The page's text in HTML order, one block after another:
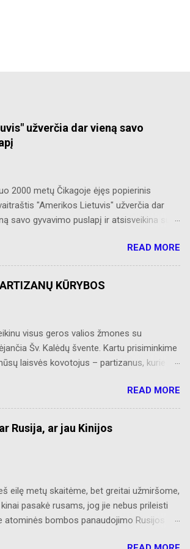
užverčia dar vieną savo
2000 metų Čikagoje ėjęs popierinis
"Amerikos Lietuvis" užverčia dar
savo gyvavimo puslapį ir atsisveikina su
AL naujienų apie Amerikos lietuvių
Albino Hofmano apžvalgų, trumpų žinių
Čikagą bei jos priemiesčius. Dėkojame
seniems ir neseniai prie AL
skaitytojams. Ačiū už palaikymą
READ MORE
KŪRYBOS
visus geros valios žmones su
Šv. Kalėdų švente. Kartu prisiminkime
laisvės kovotojus – partizanus, kurie
– gyvybes. Kiti, gyvi paimti nelaisvėn,
Rusijos Sibiro platybėse katorgos vergiją.
kuris grįžo, sveikatą praradęs, bet
dvasioje, į Nepriklausomą Lietuvą.
sniegynuose ar slepiantis po eglių
savęs savo mumylėtines – šautuvus.
garbė tebūna jiems. Pridedu iš „Naujienų“
išsaugotą „Sužeisto partizano
READ MORE
Rusija, ar jau Kinijos
eilę metų skaitėme, bet greitai užmiršome,
pasakė rusams, jog jie nebus prileisti
atominės bombos panaudojimo Rusijos –